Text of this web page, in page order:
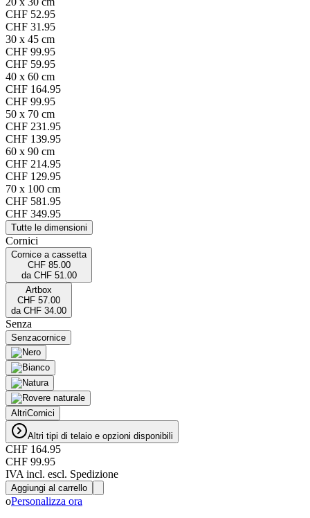
CHF 52.95
CHF 31.95
30 x 45 cm
CHF 99.95
CHF 59.95
40 x 60 cm
CHF 164.95
CHF 99.95
50 x 70 cm
CHF 231.95
CHF 139.95
60 x 90 cm
CHF 214.95
CHF 129.95
70 x 100 cm
CHF 581.95
CHF 349.95
Tutte le dimensioni
Cornici
Cornice a cassetta
CHF 85.00
da CHF 51.00
Artbox
CHF 57.00
da CHF 34.00
Senza
Senzacornice
AltriCornici
Altri tipi di telaio e opzioni disponibili
CHF 164.95
CHF 99.95
IVA incl. escl. Spedizione
Aggiungi al carrello
oPersonalizza ora